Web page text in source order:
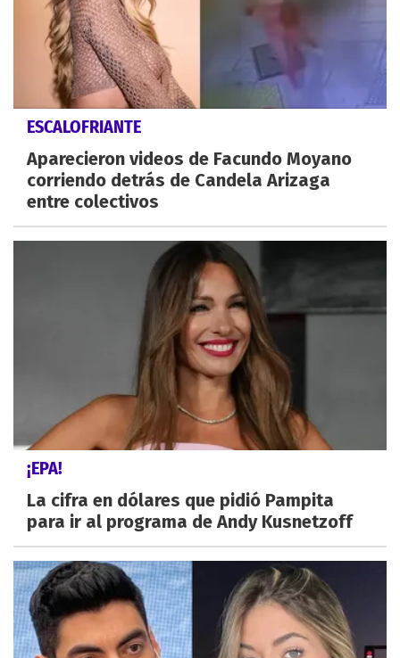
ESCALOFRIANTE
Aparecieron videos de Facundo Moyano
corriendo detrás de Candela Arizaga
entre colectivos
¡EPA!
La cifra en dólares que pidió Pampita
para ir al programa de Andy Kusnetzoff